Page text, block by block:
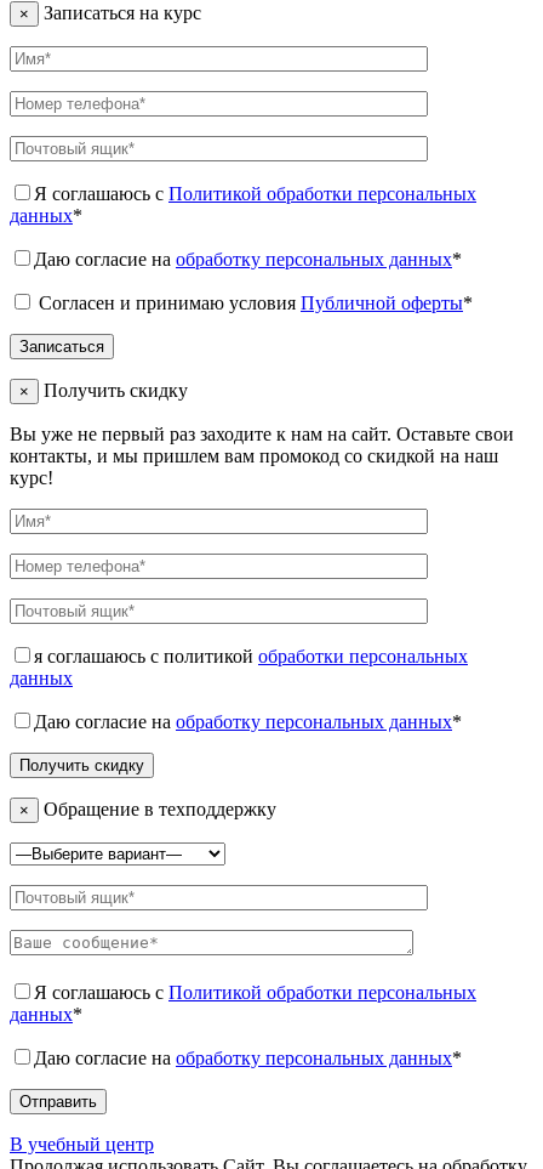
× Записаться на курс
Я соглашаюсь с Политикой обработки персональных
данных*
Даю согласие на обработку персональных данных*
Согласен и принимаю условия Публичной оферты*
× Получить скидку
Вы уже не первый раз заходите к нам на сайт. Оставьте свои
контакты, и мы пришлем вам промокод со скидкой на наш
курс!
я соглашаюсь с политикой обработки персональных
данных
Даю согласие на обработку персональных данных*
× Обращение в техподдержку
Я соглашаюсь с Политикой обработки персональных
данных*
Даю согласие на обработку персональных данных*
В учебный центр